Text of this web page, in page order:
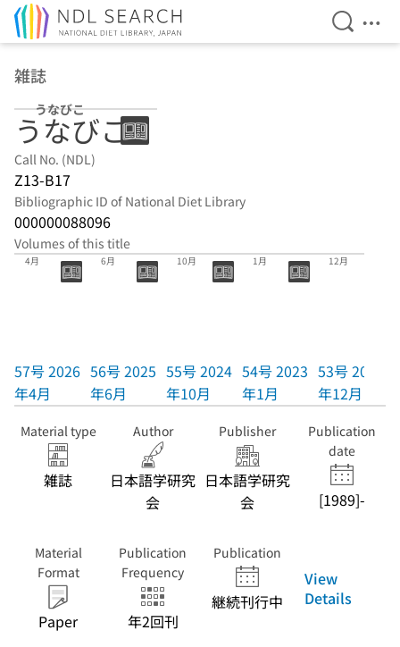
Open
雑誌
うなびこ
うなびこ
Call No. (NDL)
Z13-B17
Bibliographic ID of National Diet Library
000000088096
Volumes of this title
57号 2026年
4月
57号 2026
年4月
56号 2025年
6月
56号 2025
年6月
10月
55号 2024
年10月
1月
54号 2023
年1月
12月
53号 2021
年12月
Material type
雑誌
Author
日本語学研究
会
Publisher
日本語学研究
会
Publication
date
[1989]-
Material
Format
Paper
Publication
Frequency
年2回刊
Publication
継続刊行中
View
Details